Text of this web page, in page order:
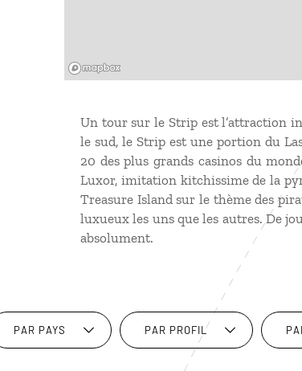
Un tour sur le Strip est l’attraction
le sud, le Strip est une portion du
20 des plus grands casinos du
Luxor, imitation kitchissime de la
Treasure Island sur le thème des
luxueux les uns que les autres. De
absolument.
PAR PAYS PAR PROFIL